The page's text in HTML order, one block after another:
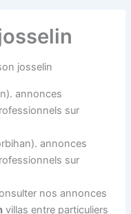
josselin
annonces
sur
annonces
sur
nos annonces
villas entre particuliers